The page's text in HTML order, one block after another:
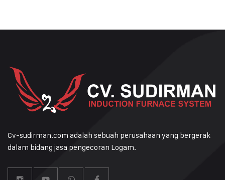
Cv-sudirman.com adalah sebuah perusahaan yang bergerak
dalam bidang jasa pengecoran Logam.